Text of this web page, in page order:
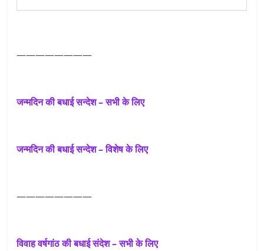
————————
जन्मदिन की बधाई सन्देश –सभी के लिए
जन्मदिन की बधाई सन्देश – विशेष के लिए
————————
विवाह वर्षगांठ की बधाई संदेश –सभी के लिए